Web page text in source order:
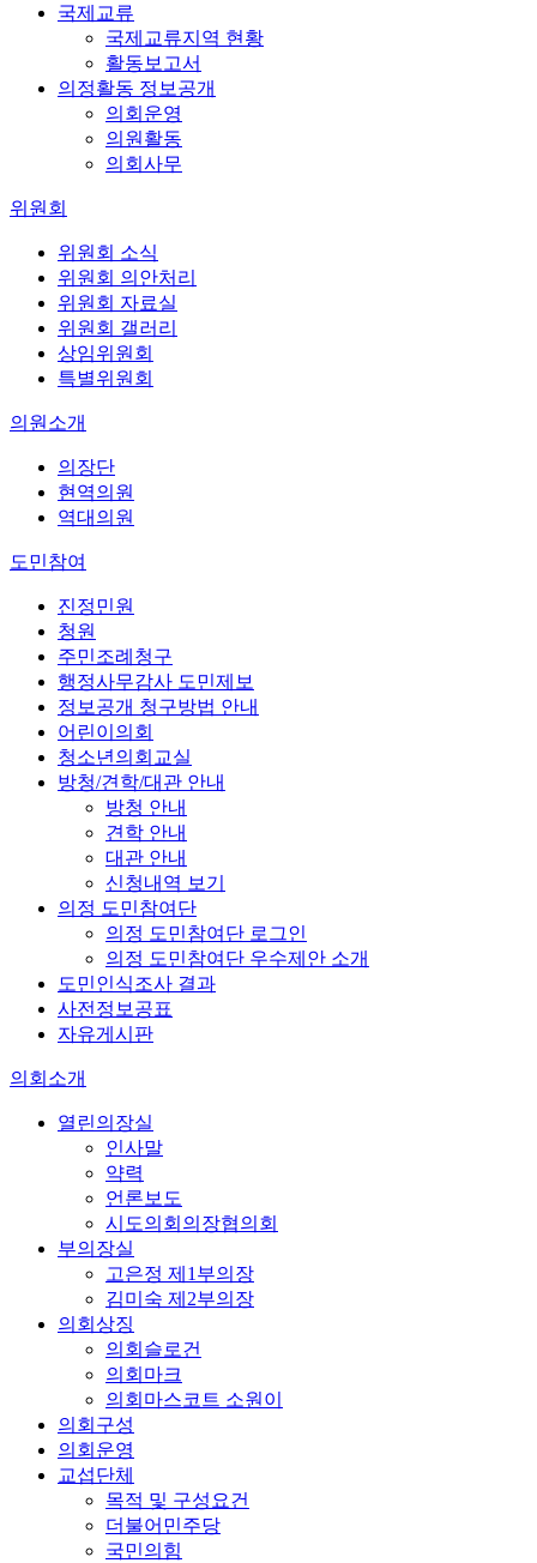
국제교류
국제교류지역 현황
활동보고서
의정활동 정보공개
의회운영
의원활동
의회사무
위원회
위원회 소식
위원회 의안처리
위원회 자료실
위원회 갤러리
상임위원회
특별위원회
의원소개
의장단
현역의원
역대의원
도민참여
진정민원
청원
주민조례청구
행정사무감사 도민제보
정보공개 청구방법 안내
어린이의회
청소년의회교실
방청/견학/대관 안내
방청 안내
견학 안내
대관 안내
신청내역 보기
의정 도민참여단
의정 도민참여단 로그인
의정 도민참여단 우수제안 소개
도민인식조사 결과
사전정보공표
자유게시판
의회소개
열린의장실
인사말
약력
언론보도
시도의회의장협의회
부의장실
고은정 제1부의장
김미숙 제2부의장
의회상징
의회슬로건
의회마크
의회마스코트 소원이
의회구성
의회운영
교섭단체
목적 및 구성요건
더불어민주당
국민의힘